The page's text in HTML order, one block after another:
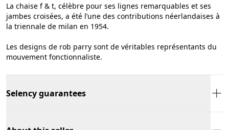
La chaise f & t, célèbre pour ses lignes remarquables et ses
jambes croisées, a été l’une des contributions néerlandaises à
la triennale de milan en 1954.
Les designs de rob parry sont de véritables représentants du
mouvement fonctionnaliste.
Selency guarantees